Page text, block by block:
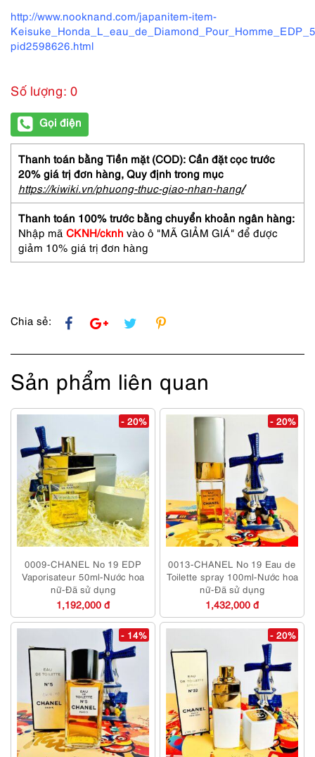
http://www.nooknand.com/japanitem-item-
pid2598626.html
Số lượng: 0
Gọi điện
Thanh toán bằng Tiền mặt (COD): Cần đặt cọc trước
20% giá trị đơn hàng, Quy định trong mục
https://kiwiki.vn/phuong-thuc-giao-nhan-hang/
Thanh toán 100% trước bằng chuyển khoản ngân hàng:
Nhập mã CKNH/cknh vào ô "MÃ GIẢM GIÁ" để được
giảm 10% giá trị đơn hàng
Chia sẻ:
Sản phẩm liên quan
- 20%
0009-CHANEL No 19 EDP
Vaporisateur 50ml-Nước hoa
nữ-Đã sử dụng
1,192,000 đ
- 20%
0013-CHANEL No 19 Eau de
Toilette spray 100ml-Nước hoa
nữ-Đã sử dụng
1,432,000 đ
- 14% - 20%